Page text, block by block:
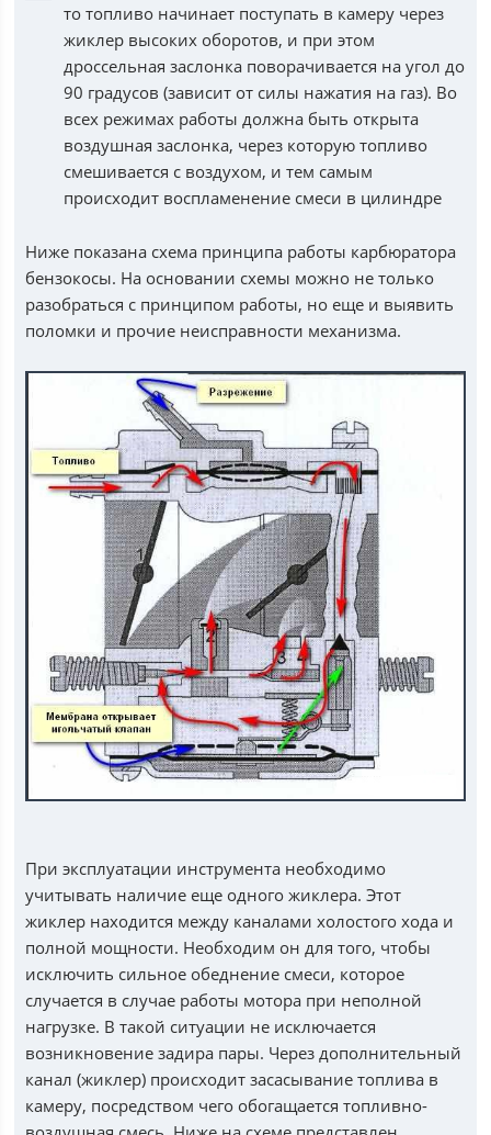
то топливо начинает поступать в камеру через
жиклер высоких оборотов, и при этом
дроссельная заслонка поворачивается на угол до
90 градусов (зависит от силы нажатия на газ). Во
всех режимах работы должна быть открыта
воздушная заслонка, через которую топливо
смешивается с воздухом, и тем самым
происходит воспламенение смеси в цилиндре
Ниже показана схема принципа работы карбюратора
бензокосы. На основании схемы можно не только
разобраться с принципом работы, но еще и выявить
поломки и прочие неисправности механизма.
При эксплуатации инструмента необходимо
учитывать наличие еще одного жиклера. Этот
жиклер находится между каналами холостого хода и
полной мощности. Необходим он для того, чтобы
исключить сильное обеднение смеси, которое
случается в случае работы мотора при неполной
нагрузке. В такой ситуации не исключается
возникновение задира пары. Через дополнительный
канал (жиклер) происходит засасывание топлива в
камеру, посредством чего обогащается топливно-